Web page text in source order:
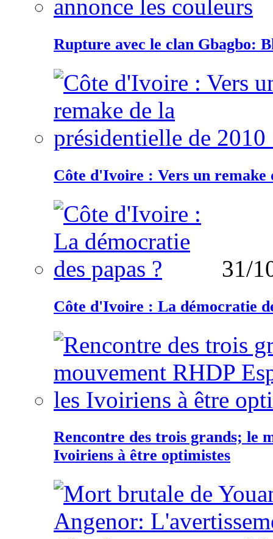
Rupture avec le clan Gbagbo:
Côte d'Ivoire : Vers un remake
31/
Côte d'Ivoire : La démocratie
Rencontre des trois grands; le
Ivoiriens à être optimistes